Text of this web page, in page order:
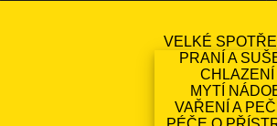
VELKÉ
PRANÍ A
CHLAZENÍ
MYTÍ
VAŘENÍ A